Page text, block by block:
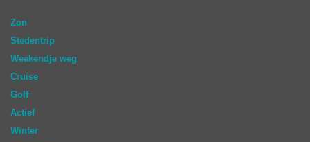
Zon
Stedentrip
Weekendje weg
Cruise
Golf
Actief
Winter